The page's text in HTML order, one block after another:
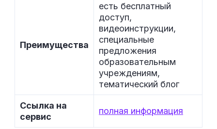
Преимущества
есть бесплатный
доступ,
видеоинструкции,
специальные
предложения
образовательным
учреждениям,
тематический блог
Ссылка на
сервис
полная информация